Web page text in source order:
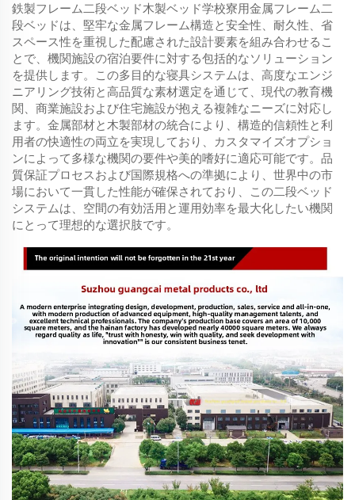
鉄製フレーム二段ベッド木製ベッド学校寮用金属フレーム二
段ベッドは、堅牢な金属フレーム構造と安全性、耐久性、省
スペース性を重視した配慮された設計要素を組み合わせるこ
とで、機関施設の宿泊要件に対する包括的なソリューション
を提供します。この多目的な寝具システムは、高度なエンジ
ニアリング技術と高品質な素材選定を通じて、現代の教育機
関、商業施設および住宅施設が抱える複雑なニーズに対応し
ます。金属部材と木製部材の統合により、構造的信頼性と利
用者の快適性の両立を実現しており、カスタマイズオプショ
ンによって多様な機関の要件や美的嗜好に適応可能です。品
質保証プロセスおよび国際規格への準拠により、世界中の市
場において一貫した性能が確保されており、この二段ベッド
システムは、空間の有効活用と運用効率を最大化したい機関
にとって理想的な選択肢です。